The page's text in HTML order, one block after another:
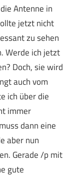
Antenne in
jetzt nicht
zu sehen
Werde ich jetzt
Doch, sie wird
auch vom
ich über die
immer
dann eine
aber nun
Gerade /p mit
gute